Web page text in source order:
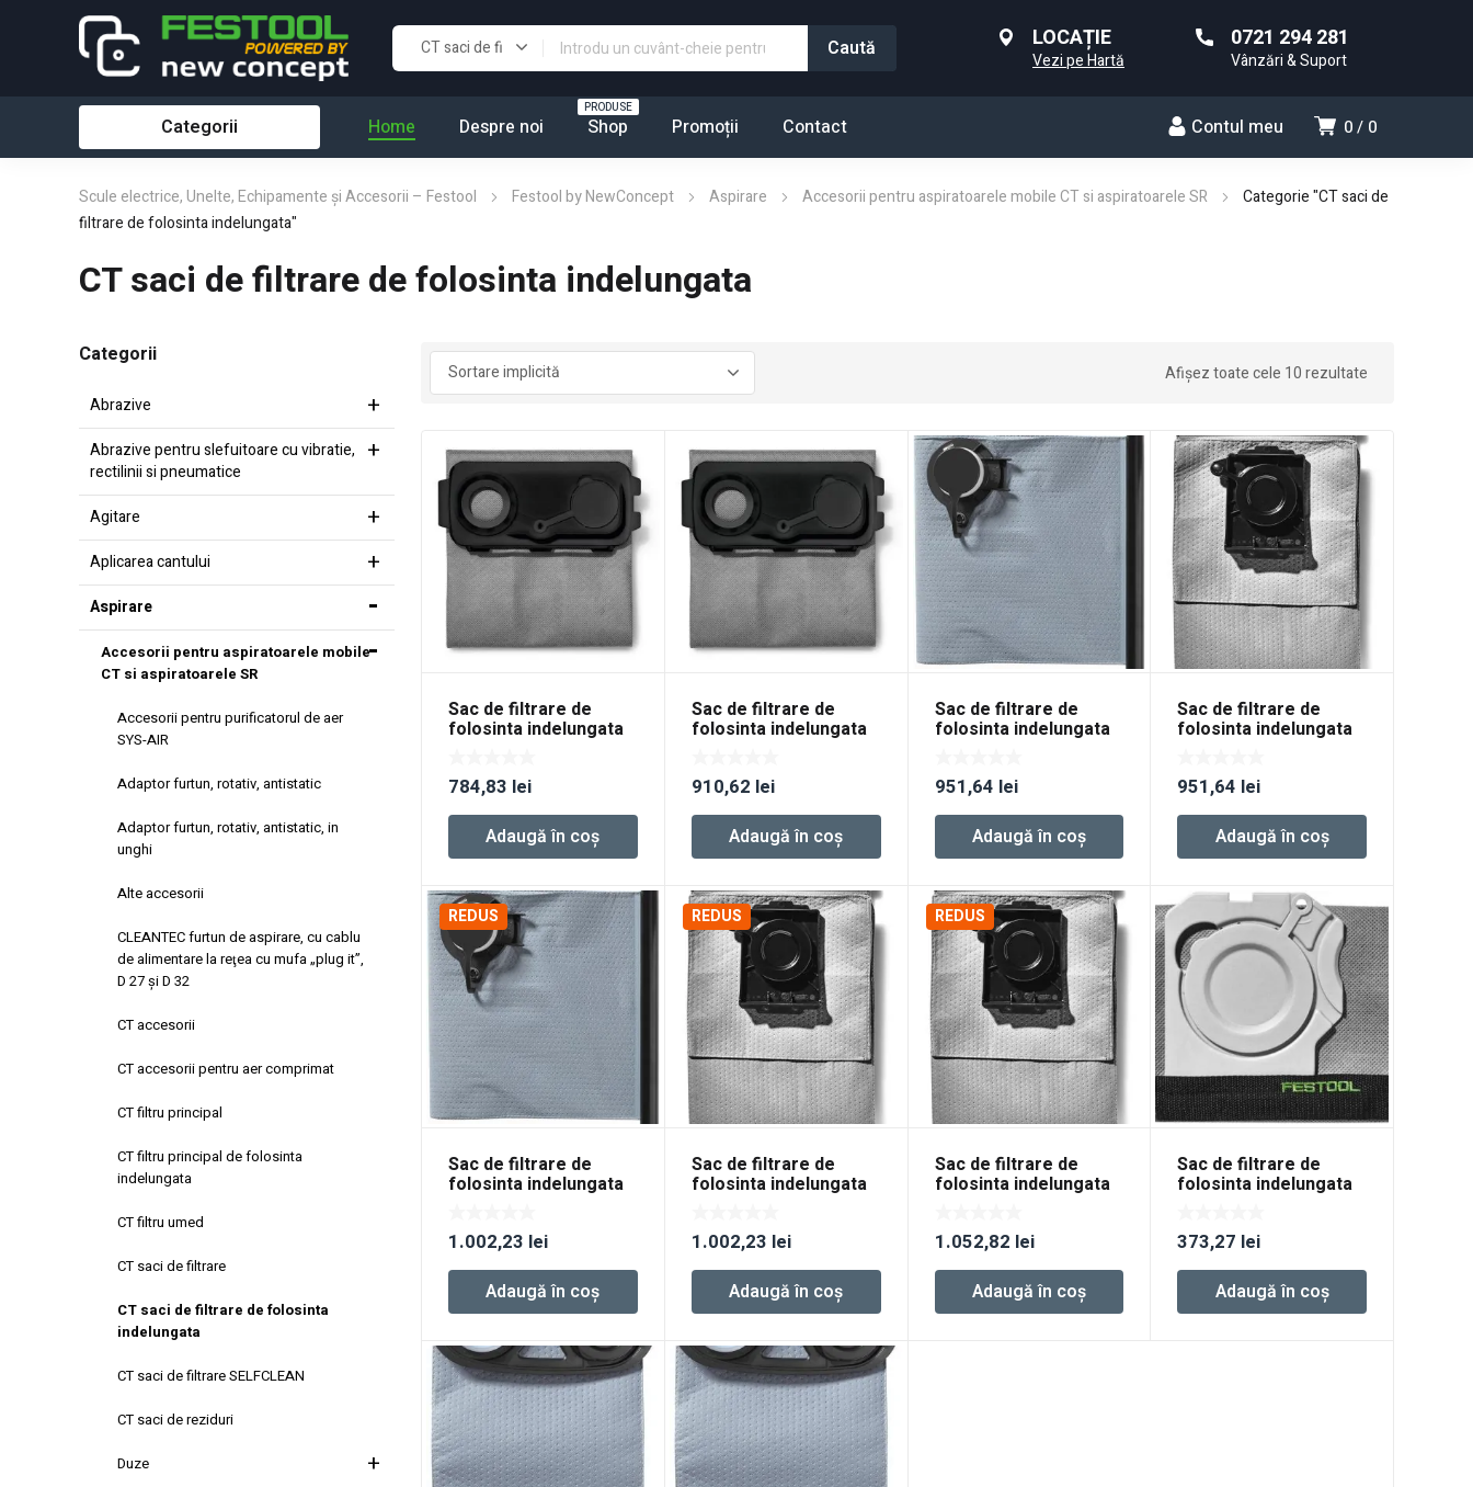
LOCAȚIE
Vezi pe Hartă
0721 294 281
Vânzări & Suport
0 0
Contul meu
Categorii Home Despre noi Shop
PRODUSE
Promoții Contact
Scule electrice, Unelte, Echipamente și Accesorii – Festool Festool by NewConcept Aspirare Accesorii pentru aspiratoarele mobile CT si aspiratoarele SR
Categorie "CT saci de
filtrare de folosinta indelungata"
CT saci de filtrare de folosinta indelungata
Categorii
Abrazive
Abrazive pentru slefuitoare cu vibratie,
rectilinii si pneumatice
Agitare
Aplicarea cantului
Aspirare
Accesorii pentru aspiratoarele mobile
CT si aspiratoarele SR
Accesorii pentru purificatorul de aer
SYS-AIR
Adaptor furtun, rotativ, antistatic
Adaptor furtun, rotativ, antistatic, in
unghi
Alte accesorii
CLEANTEC furtun de aspirare, cu cablu
de alimentare la reţea cu mufa „plug it”,
D 27 şi D 32
CT accesorii
CT accesorii pentru aer comprimat
CT filtru principal
CT filtru principal de folosinta
indelungata
CT filtru umed
CT saci de filtrare
CT saci de filtrare de folosinta
indelungata
CT saci de filtrare SELFCLEAN
CT saci de reziduri
Duze
Afișez toate cele 10 rezultate
Sac de filtrare de
folosinta indelungata
784,83 lei
Adaugă în coș
Sac de filtrare de
folosinta indelungata
910,62 lei
Adaugă în coș
Sac de filtrare de
folosinta indelungata
951,64 lei
Adaugă în coș
Sac de filtrare de
folosinta indelungata
951,64 lei
Adaugă în coș
REDUS
Sac de filtrare de
folosinta indelungata
1.002,23 lei
Adaugă în coș
REDUS
Sac de filtrare de
folosinta indelungata
1.002,23 lei
Adaugă în coș
REDUS
Sac de filtrare de
folosinta indelungata
1.052,82 lei
Adaugă în coș
Sac de filtrare de
folosinta indelungata
373,27 lei
Adaugă în coș